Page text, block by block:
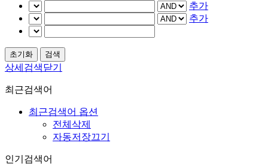
추가
추가
상세검색닫기
최근검색어
최근검색어 옵션
전체삭제
자동저장끄기
인기검색어